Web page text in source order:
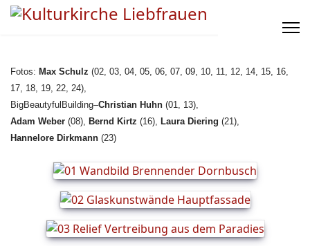
Fotos: Max Schulz (02, 03, 04, 05, 06, 07, 09, 10, 11, 12, 14, 15, 16,
17, 18, 19, 22, 24),
BigBeautyfulBuilding–Christian Huhn (01, 13),
Adam Weber (08), Bernd Kirtz (16), Laura Diering (21),
Hannelore Dirkmann (23)